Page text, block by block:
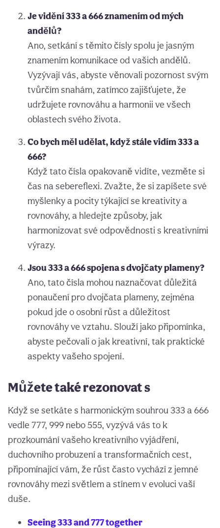
Je vidění 333 a 666 znamením od mých
andělů?
Ano, setkání s těmito čísly spolu je jasným
znamením komunikace od vašich andělů.
Vyzývají vás, abyste věnovali pozornost svým
tvůrčím snahám, zatímco zajišťujete, že
udržujete rovnováhu a harmonii ve všech
oblastech svého života.
Co bych měl udělat, když stále vidím 333 a
666?
Když tato čísla opakovaně vidíte, vezměte si
čas na sebereflexi. Zvažte, že si zapíšete své
myšlenky a pocity týkající se kreativity a
rovnováhy, a hledejte způsoby, jak
harmonizovat své odpovědnosti s kreativními
výrazy.
Jsou 333 a 666 spojena s dvojčaty plameny?
Ano, tato čísla mohou naznačovat důležitá
ponaučení pro dvojčata plameny, zejména
pokud jde o osobní růst a důležitost
rovnováhy ve vztahu. Slouží jako připomínka,
abyste pečovali o jak kreativní, tak praktické
aspekty vašeho spojení.
Můžete také rezonovat s
Když se setkáte s harmonickým souhrou 333 a 666
vedle 777, 999 nebo 555, vyzývá vás to k
prozkoumání vašeho kreativního vyjádření,
duchovního probuzení a transformačních cest,
připomínající vám, že růst často vychází z jemné
rovnováhy mezi světlem a stínem v evoluci vaší
duše.
Seeing 333 and 777 together